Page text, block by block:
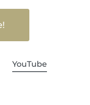
YouTube